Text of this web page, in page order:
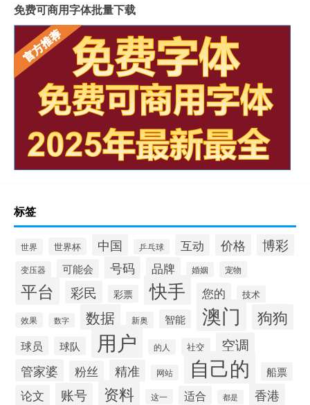
免费可商用字体批量下载
标签
世界 世界杯 中国 乒乓球 互动 价格 博彩
变压器 可能会 号码 品牌 婚姻 宠物
平台 彩民 彩票 快手 您的 技术
效果 数字 数据 新奥 智能 澳门 狗狗
球员 球队 用户 的人 社交 空调
管家婆 粉丝 精准 网站 自己的 船票
论文 账号 资料 这一 适合 都是 香港